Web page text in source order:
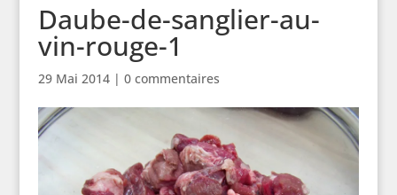
Daube-de-sanglier-au-
vin-rouge-1
29 Mai 2014| 0 commentaires